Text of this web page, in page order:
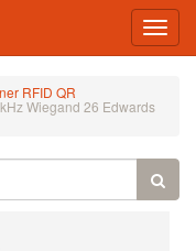
RFID QR
Wiegand 26 Edwards